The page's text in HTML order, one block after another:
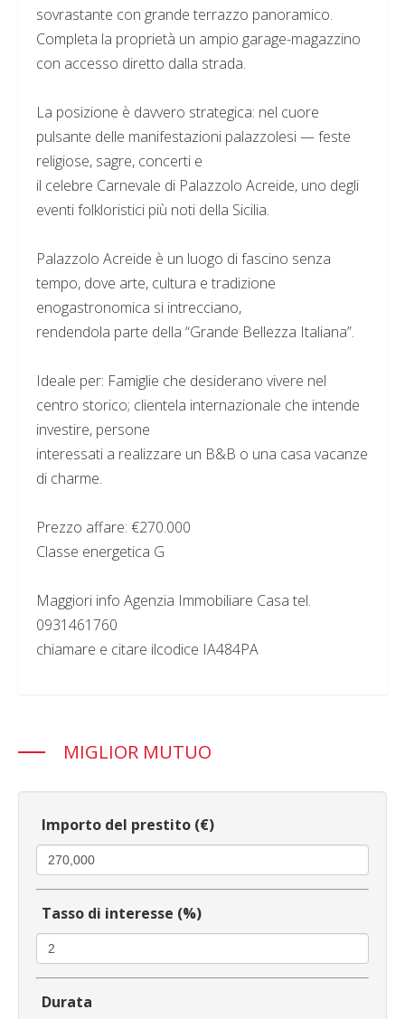
sovrastante con grande terrazzo panoramico.
Completa la proprietà un ampio garage-magazzino
con accesso diretto dalla strada.
La posizione è davvero strategica: nel cuore
pulsante delle manifestazioni palazzolesi — feste
religiose, sagre, concerti e
il celebre Carnevale di Palazzolo Acreide, uno degli
eventi folkloristici più noti della Sicilia.
Palazzolo Acreide è un luogo di fascino senza
tempo, dove arte, cultura e tradizione
enogastronomica si intrecciano,
rendendola parte della “Grande Bellezza Italiana”.
Ideale per: Famiglie che desiderano vivere nel
centro storico; clientela internazionale che intende
investire, persone
interessati a realizzare un B&B o una casa vacanze
di charme.
Prezzo affare: €270.000
Classe energetica G
Maggiori info Agenzia Immobiliare Casa tel.
0931461760
chiamare e citare ilcodice IA484PA
MIGLIOR MUTUO
Importo del prestito (€)
Tasso di interesse (%)
Durata